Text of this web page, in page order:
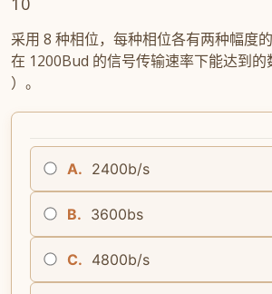
采用 8 种相位，每种相位各有两种幅度
在 1200Bud 的信号传输速率下能达到的
）。
A. 2400b/s
B. 3600bs
C. 4800b/s